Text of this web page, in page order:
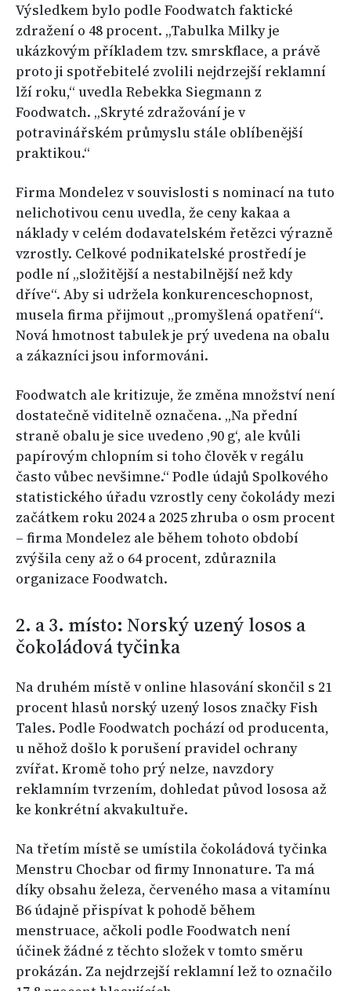
Výsledkem bylo podle Foodwatch faktické
zdražení o 48 procent. „Tabulka Milky je
ukázkovým příkladem tzv. smrskflace, a právě
proto ji spotřebitelé zvolili nejdrzejší reklamní
lží roku,“ uvedla Rebekka Siegmann z
Foodwatch. „Skryté zdražování je v
potravinářském průmyslu stále oblíbenější
praktikou.“
Firma Mondelez v souvislosti s nominací na tuto
nelichotivou cenu uvedla, že ceny kakaa a
náklady v celém dodavatelském řetězci výrazně
vzrostly. Celkové podnikatelské prostředí je
podle ní „složitější a nestabilnější než kdy
dříve“. Aby si udržela konkurenceschopnost,
musela firma přijmout „promyšlená opatření“.
Nová hmotnost tabulek je prý uvedena na obalu
a zákazníci jsou informováni.
Foodwatch ale kritizuje, že změna množství není
dostatečně viditelně označena. „Na přední
straně obalu je sice uvedeno ‚90 g‘, ale kvůli
papírovým chlopním si toho člověk v regálu
často vůbec nevšimne.“ Podle údajů Spolkového
statistického úřadu vzrostly ceny čokolády mezi
začátkem roku 2024 a 2025 zhruba o osm procent
– firma Mondelez ale během tohoto období
zvýšila ceny až o 64 procent, zdůraznila
organizace Foodwatch.
2. a 3. místo: Norský uzený losos a
čokoládová tyčinka
Na druhém místě v online hlasování skončil s 21
procent hlasů norský uzený losos značky Fish
Tales. Podle Foodwatch pochází od producenta,
u něhož došlo k porušení pravidel ochrany
zvířat. Kromě toho prý nelze, navzdory
reklamním tvrzením, dohledat původ lososa až
ke konkrétní akvakultuře.
Na třetím místě se umístila čokoládová tyčinka
Menstru Chocbar od firmy Innonature. Ta má
díky obsahu železa, červeného masa a vitamínu
B6 údajně přispívat k pohodě během
menstruace, ačkoli podle Foodwatch není
účinek žádné z těchto složek v tomto směru
prokázán. Za nejdrzejší reklamní lež to označilo